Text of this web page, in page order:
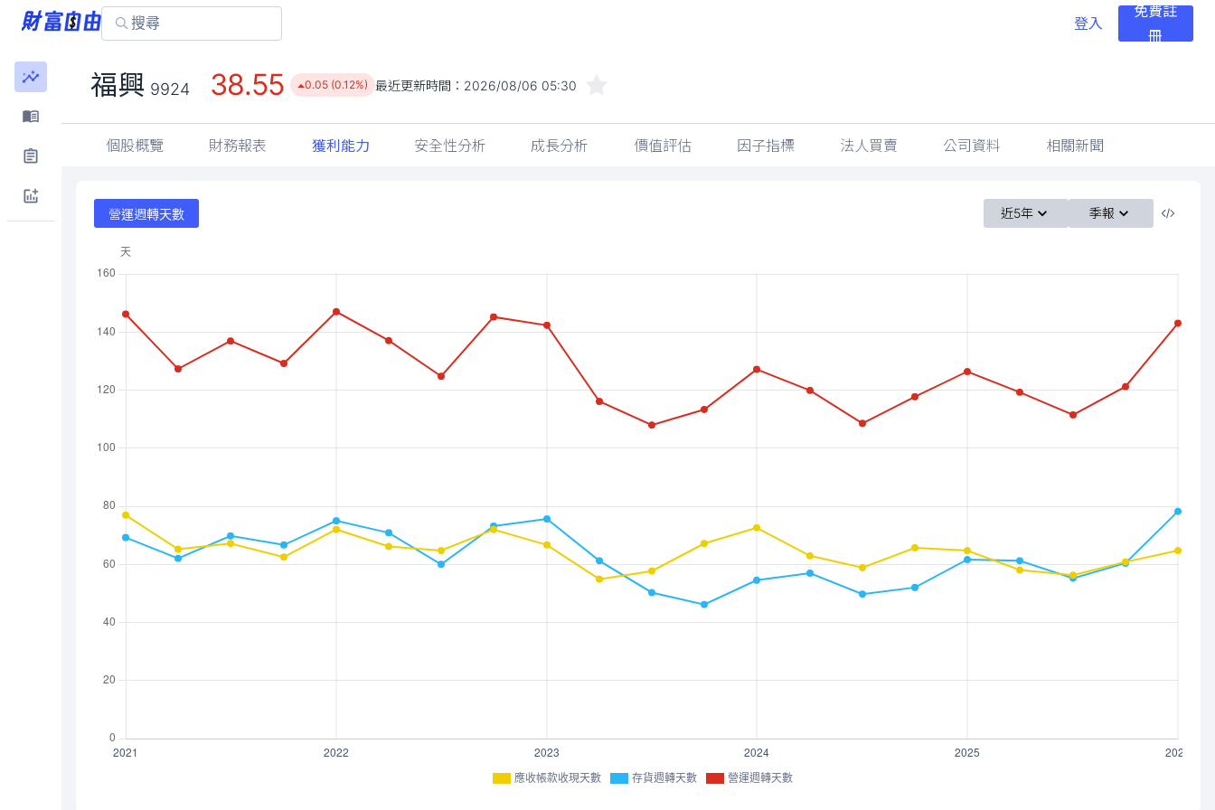
登入
免費註
冊
福興 9924 38.55 0.05 (0.12%) 最近更新時間： 2026/08/06 05:30
個股概覽 財務報表 獲利能力 安全性分析 成長分析 價值評估 因子指標 法人買賣 公司資料 相關新聞
營運週轉天數 近5年 季報
應收帳款收現天數 存貨週轉天數 營運週轉天數